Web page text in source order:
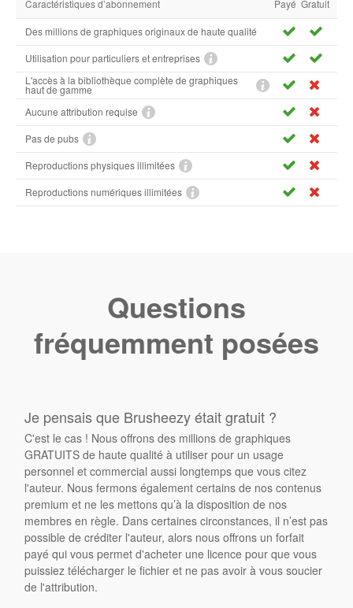
Caractéristiques d’abonnement Payé Gratuit
Des millions de graphiques originaux de haute qualité
Utilisation pour particuliers et entreprises
L'accès à la bibliothèque complète de graphiques
haut de gamme
Aucune attribution requise
Pas de pubs
Reproductions physiques illimitées
Reproductions numériques illimitées
Questions
fréquemment posées
Je pensais que Brusheezy était gratuit ?
C'est le cas ! Nous offrons des millions de graphiques
GRATUITS de haute qualité à utiliser pour un usage
personnel et commercial aussi longtemps que vous citez
l'auteur. Nous fermons également certains de nos contenus
premium et ne les mettons qu’à la disposition de nos
membres en règle. Dans certaines circonstances, il n’est pas
possible de créditer l'auteur, alors nous offrons un forfait
payé qui vous permet d'acheter une licence pour que vous
puissiez télécharger le fichier et ne pas avoir à vous soucier
de l'attribution.